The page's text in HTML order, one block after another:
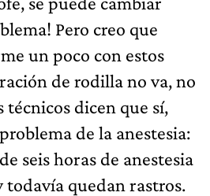
Pero creo que
un poco con estos
de rodilla no va, no
técnicos dicen que sí,
de la anestesia:
seis horas de anestesia
todavía quedan rastros.